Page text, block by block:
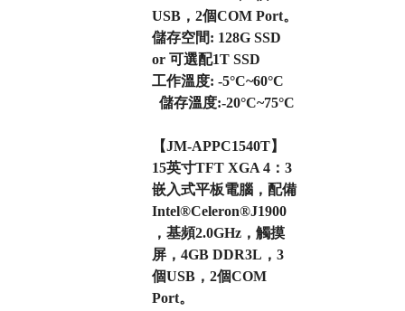
USB，2個COM Port。
儲存空間: 128G SSD
or 可選配1T SSD
工作溫度: -5°C~60°C
儲存溫度:-20°C~75°C
【JM-APPC1540T】
15英寸TFT XGA 4：3
嵌入式平板電腦，配備
Intel®Celeron®J1900
，基頻2.0GHz，觸摸
屏，4GB DDR3L，3
個USB，2個COM
Port。